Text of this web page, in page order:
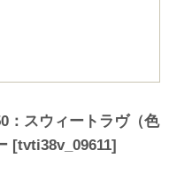
：スウィートラヴ（色
[tvti38v_09611]